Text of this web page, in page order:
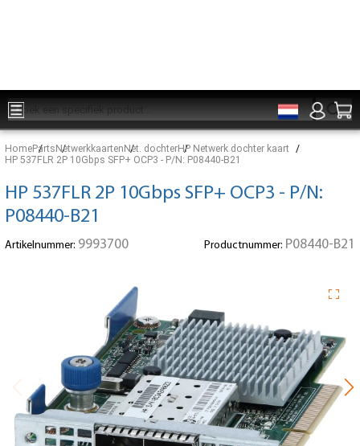
HomePartsNetwerkkaartenNet. dochterHP Netwerk dochter kaart
HP 537FLR 2P 10Gbps SFP+ OCP3 - P/N: P08440-B21
HP 537FLR 2P 10Gbps SFP+ OCP3 - P/N:
P08440-B21
Artikelnummer: 9993700 Productnummer: P08440-B21